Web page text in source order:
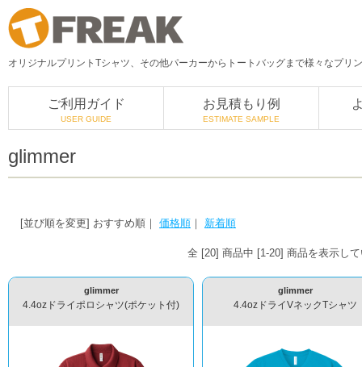
オリジナルプリントTシャツ、その他パーカーからトートバッグまで様々なプリ
ご利用ガイド
USER GUIDE
お見積もり例
ESTIMATE SAMPLE
glimmer
[並び順を変更] おすすめ順 ｜ 価格順 ｜ 新着順
全 [20] 商品中 [1-20] 商品を表示し
glimmer
4.4ozドライポロシャツ(ポケット付)
glimmer
4.4ozドライVネックTシャツ